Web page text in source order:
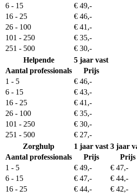
6 - 15
€ 49,-
16 - 25
€ 46,-
26 - 100
€ 41,-
101 - 250
€ 35,-
251 - 500
€ 30,-
Helpende
5 jaar vast
Aantal professionals
Prijs
1 - 5
€ 46,-
6 - 15
€ 43,-
16 - 25
€ 41,-
26 - 100
€ 35,-
101 - 250
€ 30,-
251 - 500
€ 27,-
Zorghulp
1 jaar vast 3 jaar
Aantal professionals
Prijs Prijs
1 - 5
€ 49,- € 47,-
6 - 15
€ 47,- € 44,-
16 - 25
€ 44,- € 42,-